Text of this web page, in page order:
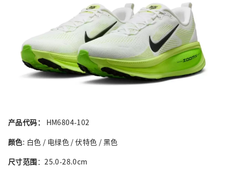
产品代码：
HM6804-102
颜色: 白色 / 电绿色 / 伏特色 / 黑色
尺寸范围：25.0-28.0cm